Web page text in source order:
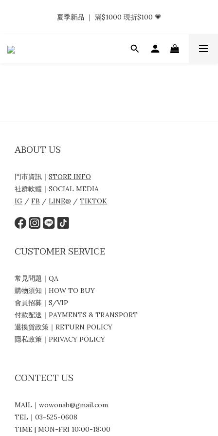
金.ᐟ.ᐟ
夏季新品 ｜ 滿$1000 現折$100 💗
𝗡𝗮𝗯_𝗚𝗶𝗿𝗹𝘀大量募集中｜於社群分享標記回傳 找小編領取購物
ABOUT US
門市資訊｜ STORE INFO
社群軟體｜SOCIAL MEDIA
IG / FB / LINE@ / TIKTOK
CUSTOMER SERVICE
常見問題｜QA
購物須知｜HOW TO BUY
會員招募｜S/VIP
付款配送｜PAYMENTS & TRANSPORT
退換貨政策｜RETURN POLICY
隱私政策｜PRIVACY POLICY
CONTECT US
MAIL｜wowonab@gmail.com
TEL｜03-525-0608
TIME | MON-FRI 10:00-18:00